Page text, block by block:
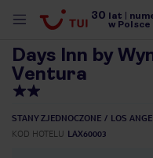
30 lat
w Polsce
Days Inn by
Ventura
STANY ZJEDNOCZONE LOS
KOD HOTELU LAX60003